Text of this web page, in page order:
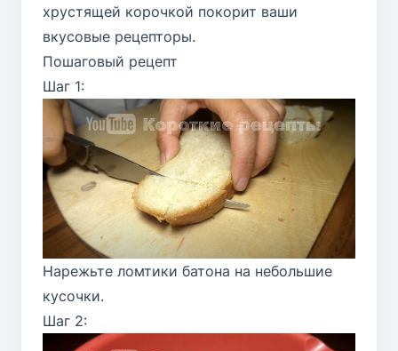
хрустящей корочкой покорит ваши
вкусовые рецепторы.
Пошаговый рецепт
Шаг 1:
Нарежьте ломтики батона на небольшие
кусочки.
Шаг 2: